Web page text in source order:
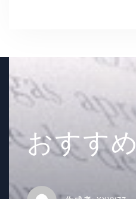
おすすめ